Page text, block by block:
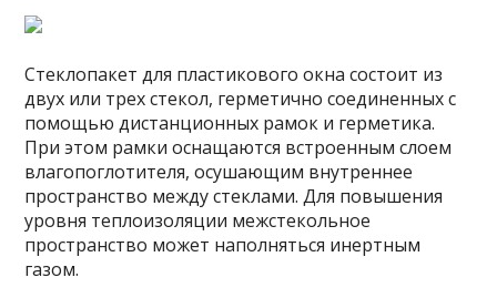
Стеклопакет для пластикового окна состоит из
двух или трех стекол, герметично соединенных с
помощью дистанционных рамок и герметика.
При этом рамки оснащаются встроенным слоем
влагопоглотителя, осушающим внутреннее
пространство между стеклами. Для повышения
уровня теплоизоляции межстекольное
пространство может наполняться инертным
газом.